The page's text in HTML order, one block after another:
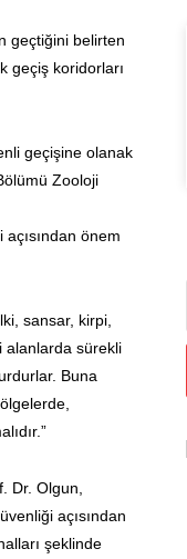
geçtiğini belirten
geçiş koridorları
geçişine olanak
Zooloji
önem
sansar, kirpi,
alanlarda sürekli
Buna
Dr. Olgun,
açısından
şeklinde